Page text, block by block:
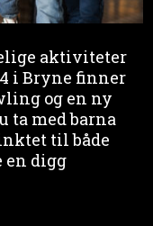
aktiviteter
i Bryne finner
og en ny
ta med barna
til både
en digg